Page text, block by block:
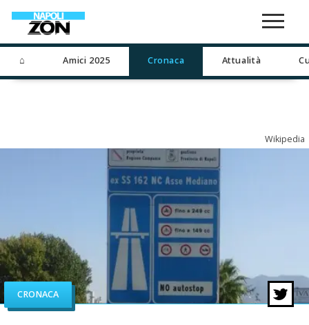
⌂ Amici 2025 Cronaca Attualità
Wikipedia
CRONACA